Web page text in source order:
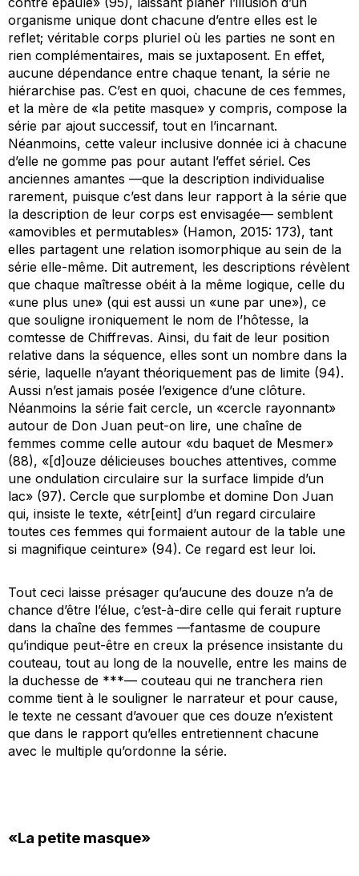
organisme unique dont chacune d’entre elles est le
reflet; véritable corps pluriel où les parties ne sont en
rien complémentaires, mais se juxtaposent. En effet,
aucune dépendance entre chaque tenant, la série ne
hiérarchise pas. C’est en quoi, chacune de ces femmes,
et la mère de «la petite masque» y compris, compose la
série par ajout successif, tout en l’incarnant.
Néanmoins, cette valeur inclusive donnée ici à chacune
d’elle ne gomme pas pour autant l’effet sériel. Ces
anciennes amantes —que la description individualise
rarement, puisque c’est dans leur rapport à la série que
la description de leur corps est envisagée— semblent
«amovibles et permutables» (Hamon, 2015: 173), tant
elles partagent une relation isomorphique au sein de la
série elle-même. Dit autrement, les descriptions révèlent
que chaque maîtresse obéit à la même logique, celle du
«une plus une» (qui est aussi un «une par une»), ce
que souligne ironiquement le nom de l’hôtesse, la
comtesse de Chiffrevas. Ainsi, du fait de leur position
relative dans la séquence, elles sont un nombre dans la
série, laquelle n’ayant théoriquement pas de limite (94).
Aussi n’est jamais posée l’exigence d’une clôture.
Néanmoins la série fait cercle, un «cercle rayonnant»
autour de Don Juan peut-on lire, une chaîne de
femmes comme celle autour «du baquet de Mesmer»
(88), «[d]ouze délicieuses bouches attentives, comme
une ondulation circulaire sur la surface limpide d’un
lac» (97). Cercle que surplombe et domine Don Juan
qui, insiste le texte, «étr[eint] d’un regard circulaire
toutes ces femmes qui formaient autour de la table une
si magnifique ceinture» (94). Ce regard est leur loi.
Tout ceci laisse présager qu’aucune des douze n’a de
chance d’être l’élue, c’est-à-dire celle qui ferait rupture
dans la chaîne des femmes —fantasme de coupure
qu’indique peut-être en creux la présence insistante du
couteau, tout au long de la nouvelle, entre les mains de
la duchesse de ***— couteau qui ne tranchera rien
comme tient à le souligner le narrateur et pour cause,
le texte ne cessant d’avouer que ces douze n’existent
que dans le rapport qu’elles entretiennent chacune
avec le multiple qu’ordonne la série.
«La petite masque»